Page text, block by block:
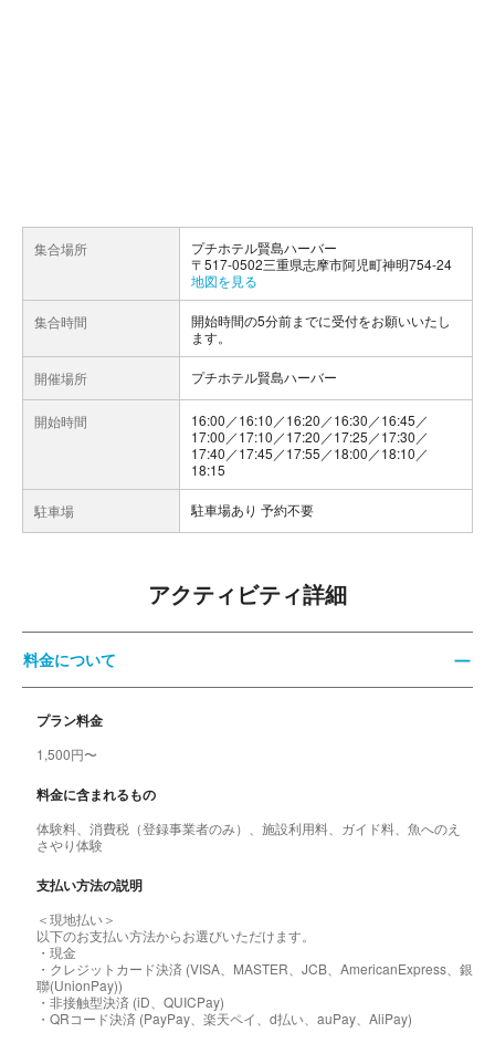
集合場所
プチホテル賢島ハーバー
〒517-0502三重県志摩市阿児町神明754-24
地図を見る
集合時間
開始時間の5分前までに受付をお願いいたし
ます。
開催場所 プチホテル賢島ハーバー
開始時間
16:00／16:10／16:20／16:30／16:45／
17:00／17:10／17:20／17:25／17:30／
17:40／17:45／17:55／18:00／18:10／
18:15
駐車場 駐車場あり 予約不要
アクティビティ詳細
料金について
プラン料金
1,500円〜
料金に含まれるもの
体験料、消費税（登録事業者のみ）、施設利用料、ガイド料、魚へのえ
さやり体験
支払い方法の説明
＜現地払い＞
以下のお支払い方法からお選びいただけます。
・現金
・クレジットカード決済 (VISA、MASTER、JCB、AmericanExpress、銀
聯(UnionPay))
・非接触型決済 (iD、QUICPay)
・QRコード決済 (PayPay、楽天ペイ、d払い、auPay、AliPay)